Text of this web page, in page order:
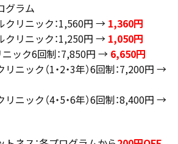
グラム
クリニック：1,560円 → 1,360円
クリニック：1,250円 → 1,050円
ニック6回制：7,850円 → 6,650円
ニック（1・2・3年）6回制：7,200円 →
ニック（4・5・6年）6回制：8,400円 →